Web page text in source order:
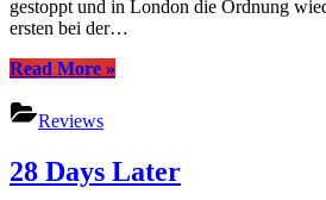
gestoppt und in London die Ordnung
ersten bei der…
Read More“28
»
Reviews
28 Days Later